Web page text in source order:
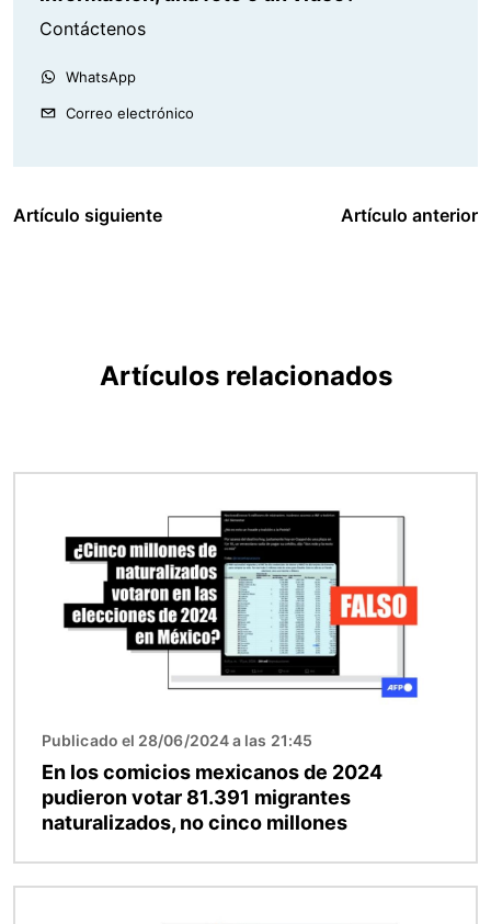
Contáctenos
WhatsApp
Correo electrónico
Artículo siguiente Artículo anterior
Artículos relacionados
Publicado el 28/06/2024 a las 21:45
En los comicios mexicanos de 2024
pudieron votar 81.391 migrantes
naturalizados, no cinco millones